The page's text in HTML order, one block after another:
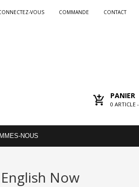
CONTACT
COMMANDE
VOUS
PANIER
0 ARTICLE -
NOUS
Now